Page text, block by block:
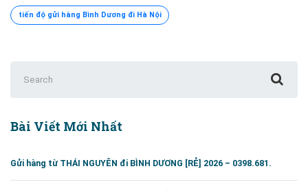
tiến độ gửi hàng Bình Dương đi Hà Nội
for:
Bài Viết Mới Nhất
Gửi hàng từ THÁI NGUYÊN đi BÌNH DƯƠNG [RẺ] 2026 – 0398.681.